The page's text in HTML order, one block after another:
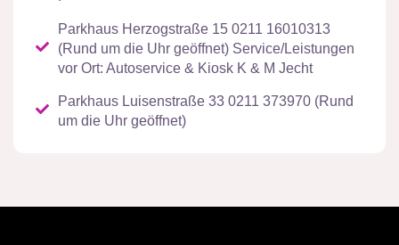
Parkhaus Herzogstraße 15 0211 16010313
(Rund um die Uhr geöffnet) Service/Leistungen
vor Ort: Autoservice & Kiosk K & M Jecht
Parkhaus Luisenstraße 33 0211 373970 (Rund
um die Uhr geöffnet)